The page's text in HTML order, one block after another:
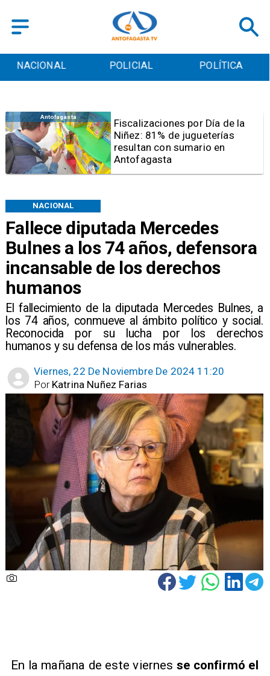
POLICIAL POLÍTICA CULTURA
Fallece diputada Mercedes
Bulnes a los 74 años, defensora
incansable de los derechos
humanos
​El fallecimiento de la diputada Mercedes Bulnes, a
los 74 años, conmueve al ámbito político y social.
Reconocida por su lucha por los derechos
humanos y su defensa de los más vulnerables.
NACIONAL
Viernes, 22 De Noviembre De 2024 11:20
Katrina Nuñez Farias
Por
Antofagasta
Tribunal frena opción de pena
mixta para Karen Rojo por ahora
En la mañana de este viernes se confirmó el